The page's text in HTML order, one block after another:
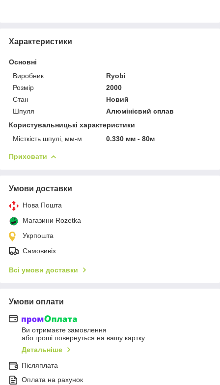
Характеристики
Основні
Виробник
Ryobi
Розмір
2000
Стан
Новий
Шпуля
Алюмінієвий сплав
Користувальницькі характеристики
Місткість шпулі, мм-м
0.330 мм - 80м
Приховати
Умови доставки
Нова Пошта
Магазини Rozetka
Укрпошта
Самовивіз
Всі умови доставки
Умови оплати
Ви отримаєте замовлення
або гроші повернуться на вашу картку
Детальніше
Післяплата
Оплата на рахунок